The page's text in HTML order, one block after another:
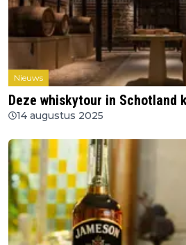
Nieuws
Deze whiskytour in Schotland
14 augustus 2025